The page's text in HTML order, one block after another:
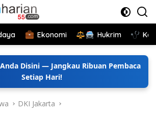
Ekonomi Hukrim
Disini — Jangkau Ribuan Pembaca
Setiap Hari!
DKI Jakarta